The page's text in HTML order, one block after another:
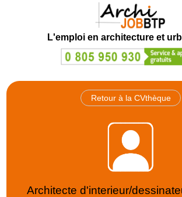
L'emploi en architecture et
Retour à la CVthèque
Architecte d'interieur/